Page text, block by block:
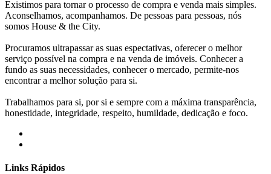
Existimos para tornar o processo de compra e venda mais simples.
Aconselhamos, acompanhamos. De pessoas para pessoas, nós
somos House & the City.
Procuramos ultrapassar as suas espectativas, oferecer o melhor
serviço possível na compra e na venda de imóveis. Conhecer a
fundo as suas necessidades, conhecer o mercado, permite-nos
encontrar a melhor solução para si.
Trabalhamos para si, por si e sempre com a máxima transparência,
honestidade, integridade, respeito, humildade, dedicação e foco.
Links Rápidos